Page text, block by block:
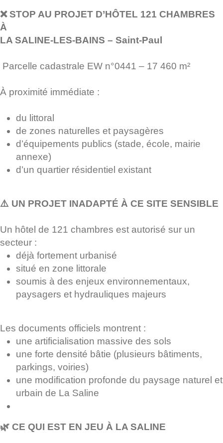
❌ STOP AU PROJET D’HÔTEL 121 CHAMBRES
À
LA SALINE-LES-BAINS – Saint-Paul
Parcelle cadastrale EW n°0441 – 17 460 m²
À proximité immédiate :
du littoral
de zones naturelles et paysagères
d’équipements publics (stade, école, mairie
annexe)
d’un quartier résidentiel existant
⚠️ UN PROJET INADAPTÉ À CE SITE SENSIBLE
Un hôtel de 121 chambres est autorisé sur un
secteur :
déjà fortement urbanisé
situé en zone littorale
soumis à des enjeux environnementaux,
paysagers et hydrauliques majeurs
Les documents officiels montrent :
une artificialisation massive des sols
une forte densité bâtie (plusieurs bâtiments,
parkings, voiries)
une modification profonde du paysage naturel et
urbain de La Saline
🌿 CE QUI EST EN JEU À LA SALINE